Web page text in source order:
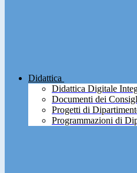
Didattica
Didattica Digitale
Documenti dei
Progetti di
Programmazioni di